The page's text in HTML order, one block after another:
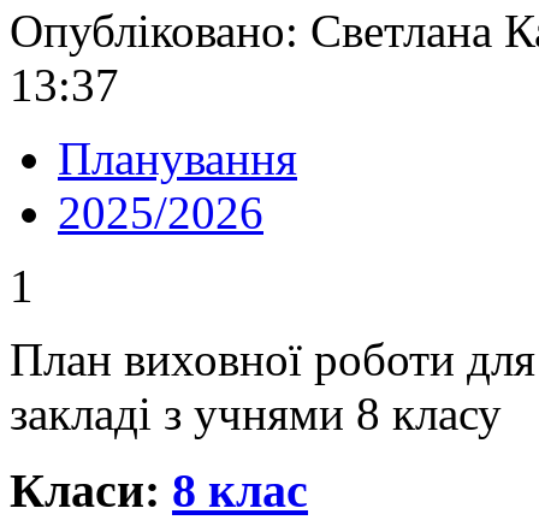
Опубліковано: Светлана
13:37
Планування
2025/2026
1
План виховної роботи
закладі з учнями 8 класу
Класи: 8 клас